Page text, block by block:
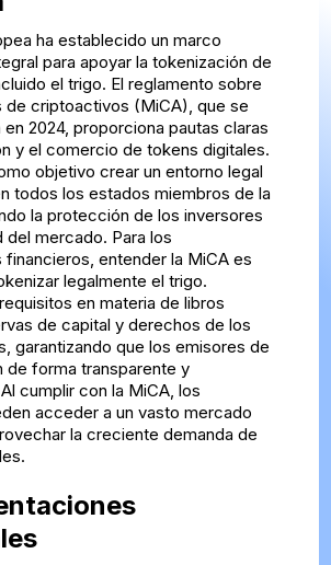
ha establecido un marco
para apoyar la tokenización de
el trigo. El reglamento sobre
de criptoactivos (MiCA), que se
2024, proporciona pautas claras
y el comercio de tokens digitales.
objetivo crear un entorno legal
todos los estados miembros de la
la protección de los inversores
del mercado. Para los
entender la MiCA es
legalmente el trigo.
en materia de libros
de capital y derechos de los
garantizando que los emisores de
de forma transparente y
cumplir con la MiCA, los
acceder a un vasto mercado
la creciente demanda de